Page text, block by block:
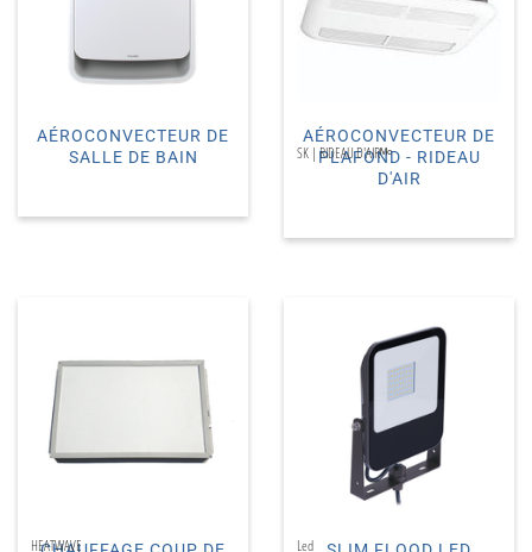
AÉROCONVECTEUR DE
SALLE DE BAIN
AÉROCONVECTEUR DE
PLAFOND - RIDEAU
D'AIR
SK | RIDEAU D'AIRᴹᶜ
HEATWAVE Led